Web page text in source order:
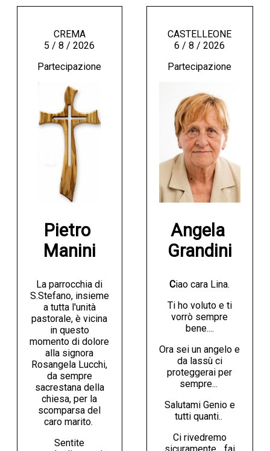
CREMA
5 / 8 / 2026
Partecipazione
Pietro
Manini
La parrocchia di
S.Stefano, insieme
a tutta l'unità
pastorale, è vicina
in questo
momento di dolore
alla signora
Rosangela Lucchi,
da sempre
sacrestana della
chiesa, per la
scomparsa del
caro marito.
Sentite
CASTELLEONE
6 / 8 / 2026
Partecipazione
Angela
Grandini
Ciao cara Lina.
Ti ho voluto e ti
vorrò sempre
bene....
Ora sei un angelo e
da lassù ci
proteggerai per
sempre...
Salutami Genio e
tutti quanti..
Ci rivedremo